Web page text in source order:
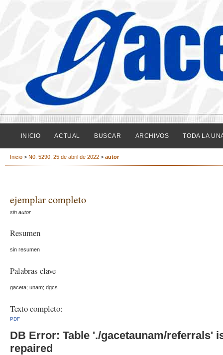
INICIO ACTUAL BUSCAR ARCHIVOS TODA LA
Inicio > N0. 5290, 25 de abril de 2022 > autor
ejemplar completo
sin autor
Resumen
sin resumen
Palabras clave
gaceta; unam; dgcs
Texto completo:
PDF
DB Error: Table './gacetaunam/referrals'
repaired